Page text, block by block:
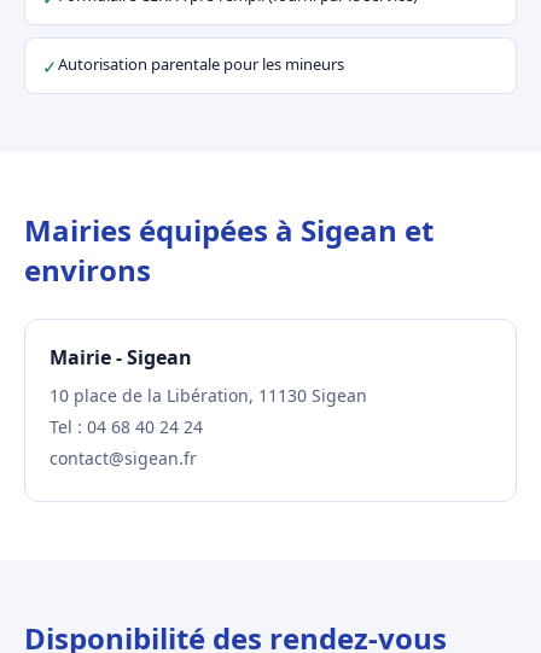
✓Autorisation parentale pour les mineurs
Mairies équipées à Sigean et
environs
Mairie - Sigean
10 place de la Libération, 11130 Sigean
Tel : 04 68 40 24 24
contact@sigean.fr
Disponibilité des rendez-vous